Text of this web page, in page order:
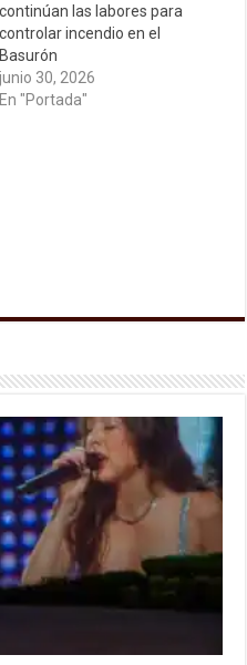
continúan las labores para
controlar incendio en el
Basurón
junio 30, 2026
En "Portada"